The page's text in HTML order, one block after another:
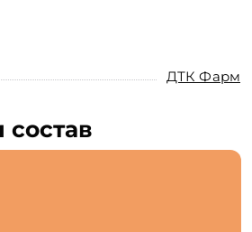
ДТК Фарм